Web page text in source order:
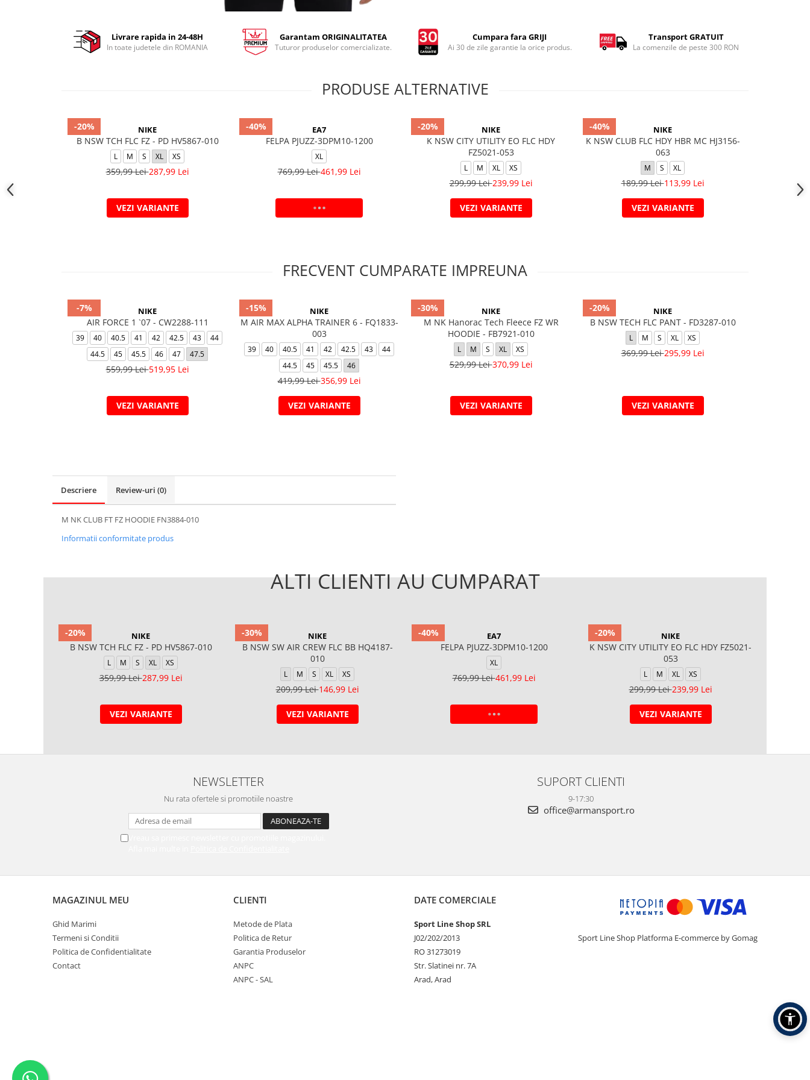
Livrare rapida in 24-48H
In toate judetele din ROMANIA
Garantam ORIGINALITATEA
Tuturor produselor comercializate.
Cumpara fara GRIJI
Ai 30 de zile garantie la orice produs.
Transport GRATUIT
La comenzile de peste 300 RON
PRODUSE ALTERNATIVE
-20% NIKE
B NSW TCH FLC FZ - PD HV5867-010
L M S XL XS
359,99 Lei287,99 Lei
VEZI VARIANTE
-40% EA7
FELPA PJUZZ-3DPM10-1200
XL
769,99 Lei461,99 Lei
ADAUGA IN COS
-20% NIKE
K NSW CITY UTILITY EO FLC HDY
FZ5021-053
L M XL XS
299,99 Lei239,99 Lei
VEZI VARIANTE
-40% NIKE
K NSW CLUB FLC HDY HBR MC HJ3156-
063
M S XL
189,99 Lei113,99 Lei
VEZI VARIANTE
FRECVENT CUMPARATE IMPREUNA
-7% NIKE
AIR FORCE 1 `07 - CW2288-111
39 40 40.5 41 42 42.5 43
44
44.5
45 45.5 46 47 47.5
559,99 Lei519,95 Lei
VEZI VARIANTE
-15% NIKE
M AIR MAX ALPHA TRAINER 6 - FQ1833-
003
39 40 40.5 41 42 42.5 43
44
44.5
45 45.5 46
419,99 Lei356,99 Lei
VEZI VARIANTE
-30% NIKE
M NK Hanorac Tech Fleece FZ WR
HOODIE - FB7921-010
L M S XL XS
529,99 Lei370,99 Lei
VEZI VARIANTE
-20% NIKE
B NSW TECH FLC PANT - FD3287-010
L M S XL XS
369,99 Lei295,99 Lei
VEZI VARIANTE
Descriere Review-uri (0)
M NK CLUB FT FZ HOODIE FN3884-010
Informatii conformitate produs
ALTI CLIENTI AU CUMPARAT
-20% NIKE
B NSW TCH FLC FZ - PD HV5867-010
L M S XL XS
359,99 Lei287,99 Lei
VEZI VARIANTE
-30% NIKE
B NSW SW AIR CREW FLC BB HQ4187-
010
L M S XL XS
209,99 Lei146,99 Lei
VEZI VARIANTE
-40% EA7
FELPA PJUZZ-3DPM10-1200
XL
769,99 Lei461,99 Lei
ADAUGA IN COS
-20% NIKE
K NSW CITY UTILITY EO FLC HDY FZ5021-
053
L M XL XS
299,99 Lei239,99 Lei
VEZI VARIANTE
NEWSLETTER
Nu rata ofertele si promotiile noastre
Vreau sa primesc newsletter cu promotiile magazinului.
SUPORT CLIENTI
9-17:30
office@armansport.ro
MAGAZINUL MEU
Ghid Marimi
Termeni si Conditii
Politica de Confidentialitate
Contact
CLIENTI
Metode de Plata
Politica de Retur
Garantia Produselor
ANPC
ANPC - SAL
DATE COMERCIALE
Sport Line Shop SRL
J02/202/2013
RO 31273019
Str. Slatinei nr. 7A
Arad, Arad
Sport Line Shop Platforma E-commerce by Gomag